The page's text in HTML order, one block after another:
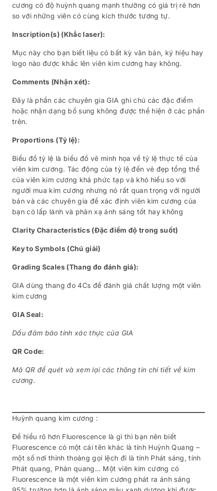
cương có độ huỳnh quang mạnh thường có giá trị rẻ hơn
so với những viên có cùng kích thước tương tự.
Inscription(s) (Khắc laser):
Mục này cho bạn biết liệu có bất kỳ văn bản, ký hiệu hay
logo nào được khắc lên viên kim cương hay không.
Comments (Nhận xét):
Đây là phần các chuyên gia GIA ghi chú các đặc điểm
hoặc nhận dạng bổ sung không được thể hiện ở các phần
trên.
Proportions (Tỷ lệ):
Biểu đồ tỷ lệ là biểu đồ vẽ minh họa về tỷ lệ thực tế của
viên kim cương. Tác động của tỷ lệ đến vẻ đẹp tổng thể
của viên kim cương khá phức tạp và khó hiểu so với
người mua kim cương nhưng nó rất quan trọng với người
bán và các chuyên gia để xác định viên kim cương của
bạn có lấp lánh và phản xạ ánh sáng tốt hay không
Clarity Characteristics (Đặc điểm độ trong suốt)
Key to Symbols (Chú giải)
Grading Scales (Thang đo đánh giá):
GIA dùng thang đo 4Cs để đánh giá chất lượng một viên
kim cương
GIA Seal:
Dấu đảm bảo tính xác thực của GIA
QR Code:
Mã QR để quét và xem lại các thông tin chi tiết về kim
cương.
Huỳnh quang kim cương :
Để hiểu rõ hơn Fluorescence là gì thì bạn nên biết
Fluorescence có một cái tên khác là tính Huỳnh Quang –
một số nơi thỉnh thoảng gọi lệch đi là tính Phát sáng, tính
Phát quang, Phản quang… Một viên kim cương có
Fluorescence là một viên kim cương phát ra ánh sáng